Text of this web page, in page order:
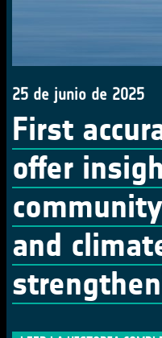
25 de junio de 2025
First
offer
and